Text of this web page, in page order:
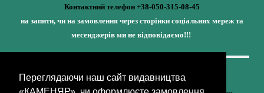
Переглядаючи наш сайт видавництва
Контактний телефон +38-050-315-08-45
на запити, чи на замовлення через сторінки соціальних мереж та
месенджерів ми не відповідаємо!!!
Кожне наше видання - це внесок у спротив,